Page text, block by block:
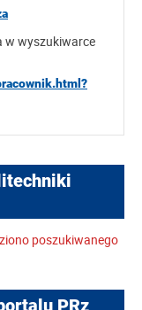
w wyszukiwarce
poszukiwanego